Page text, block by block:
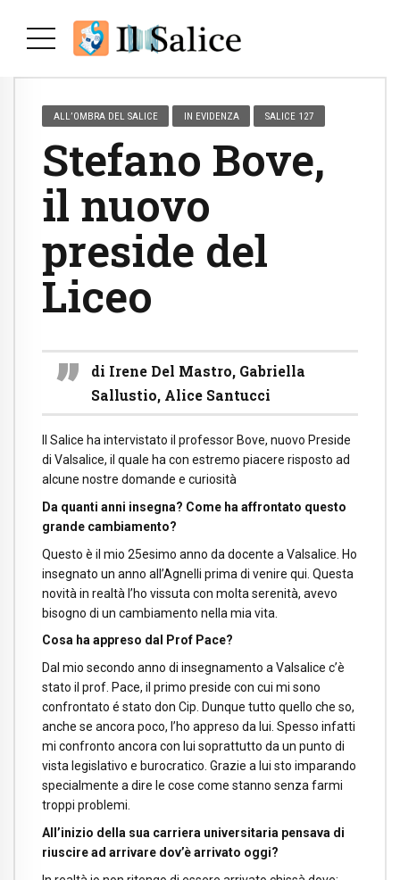
ALL’OMBRA DEL SALICE IN EVIDENZA SALICE 127
Stefano Bove,
il nuovo
preside del
Liceo
di Irene Del Mastro, Gabriella
Sallustio, Alice Santucci
Il Salice ha intervistato il professor Bove, nuovo Preside
di Valsalice, il quale ha con estremo piacere risposto ad
alcune nostre domande e curiosità
Da quanti anni insegna? Come ha affrontato questo
grande cambiamento?
Questo è il mio 25esimo anno da docente a Valsalice. Ho
insegnato un anno all’Agnelli prima di venire qui. Questa
novità in realtà l’ho vissuta con molta serenità, avevo
bisogno di un cambiamento nella mia vita.
Cosa ha appreso dal Prof Pace?
Dal mio secondo anno di insegnamento a Valsalice c’è
stato il prof. Pace, il primo preside con cui mi sono
confrontato é stato don Cip. Dunque tutto quello che so,
anche se ancora poco, l’ho appreso da lui. Spesso infatti
mi confronto ancora con lui soprattutto da un punto di
vista legislativo e burocratico. Grazie a lui sto imparando
specialmente a dire le cose come stanno senza farmi
troppi problemi.
All’inizio della sua carriera universitaria pensava di
riuscire ad arrivare dov’è arrivato oggi?